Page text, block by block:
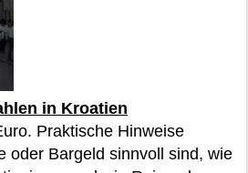
in Kroatien
Praktische Hinweise
oder Bargeld sinnvoll sind, wie